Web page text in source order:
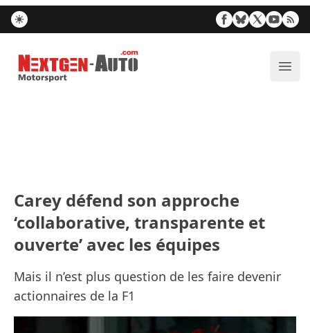
Nextgen-Auto.com
Carey défend son approche
‘collaborative, transparente et
ouverte’ avec les équipes
Mais il n’est plus question de les faire devenir
actionnaires de la F1